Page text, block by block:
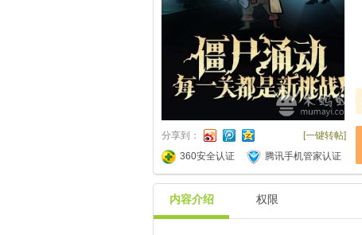
分享到：
[一键转帖]
360安全认证
腾讯手机管家认证
内容介绍 权限